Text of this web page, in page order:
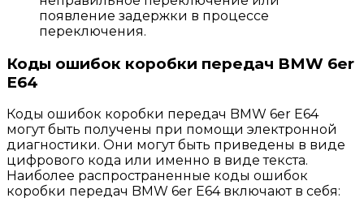
появление задержки в процессе
переключения.
Коды ошибок коробки передач BMW 6er
E64
Коды ошибок коробки передач BMW 6er E64
могут быть получены при помощи электронной
диагностики. Они могут быть приведены в виде
цифрового кода или именно в виде текста.
Наиболее распространенные коды ошибок
коробки передач BMW 6er E64 включают в себя: